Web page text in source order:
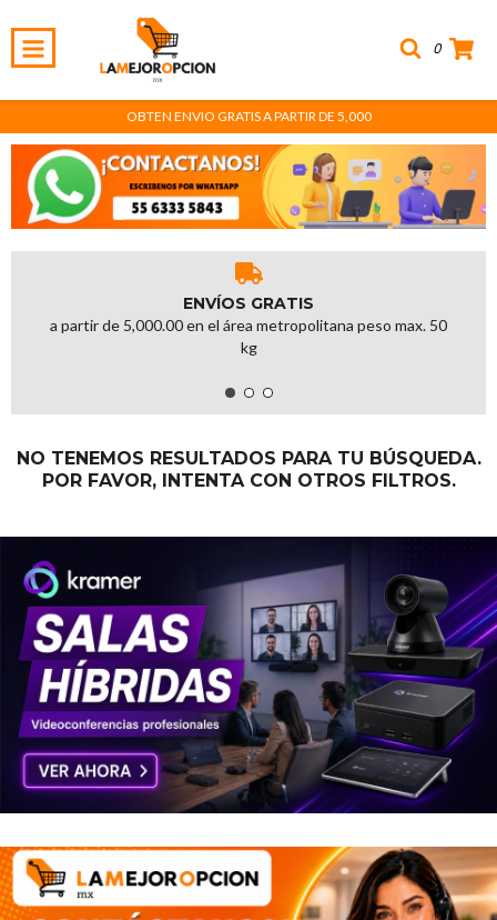
0
OBTEN ENVIO GRATIS A PARTIR DE 5,000
ENVÍOS GRATIS
a partir de 5,000.00 en el área metropolitana peso max. 50
kg
NO TENEMOS RESULTADOS PARA TU BÚSQUEDA.
POR FAVOR, INTENTA CON OTROS FILTROS.